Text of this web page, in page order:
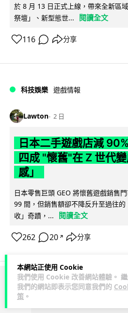
本網站正使用 Cookie
我們使用 Cookie 改善網站體驗。
我們的網站即表示您同意我們的
策 。
於 8 月 13 日正式上線，帶來全新區
祭壇」、新型態世...
閱讀全文
116 分享
科技娛樂 遊戲情報
Lawton 2 日
日本二手遊戲店減
四成 "懷舊"在 Z 世代
感」
日本零售巨頭 GEO 將懷舊遊戲銷售
99 間，但銷售額卻不降反升至過往
收」奇蹟，...
閱讀全文
262 20 ↗ 分享
ADVERTISEMENT